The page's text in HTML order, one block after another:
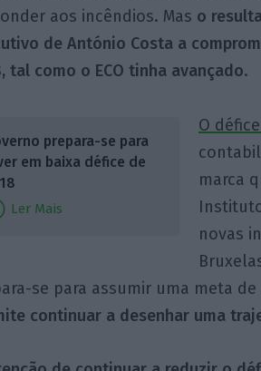
aos incêndios. Mas o
de António Costa a
tal como o ECO tinha avançado.
prepara-se para
em baixa défice de
Ler Mais
O
marca
novas
se para assumir uma meta
continuar a desenhar uma